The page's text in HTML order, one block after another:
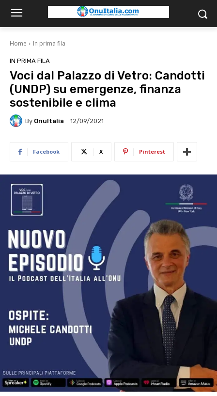
Home In prima fila
IN PRIMA FILA
Voci dal Palazzo di Vetro: Candotti
(UNDP) su emergenze, finanza
sostenibile e clima
By OnuItalia 12/09/2021
Facebook X Pinterest